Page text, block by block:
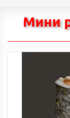
Мини